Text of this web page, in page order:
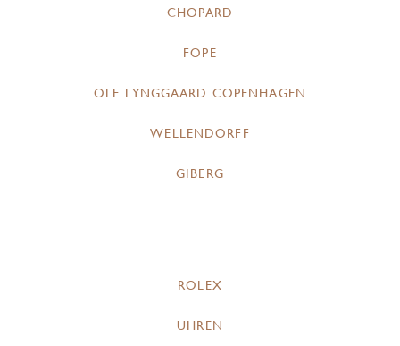
CHOPARD
FOPE
OLE LYNGGAARD COPENHAGEN
WELLENDORFF
GIBERG
ROLEX
UHREN